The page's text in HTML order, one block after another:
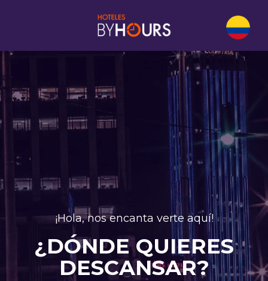
¡Hola, nos encanta verte aquí!
¿DÓNDE QUIERES
DESCANSAR?